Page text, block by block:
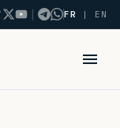
| FR | EN